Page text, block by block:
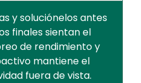
y soluciónelos antes
finales sientan el
de rendimiento y
mantiene el
fuera de vista.